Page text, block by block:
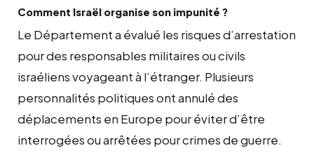
Comment Israël organise son impunité ?
Le Département a évalué les risques d’arrestation
pour des responsables militaires ou civils
israéliens voyageant à l’étranger. Plusieurs
personnalités politiques ont annulé des
déplacements en Europe pour éviter d’être
interrogées ou arrêtées pour crimes de guerre.